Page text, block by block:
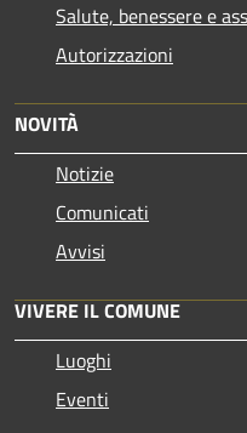
Salute, benessere e
Autorizzazioni
NOVITÀ
Notizie
Comunicati
Avvisi
VIVERE IL COMUNE
Luoghi
Eventi